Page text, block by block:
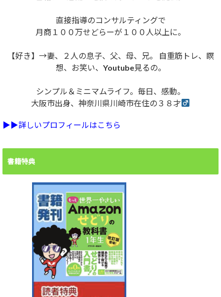
直接指導のコンサルティングで
月商１００万せどらーが１００人以上に。
【好き】→妻、２人の息子、父、母、兄。 自重筋トレ、瞑
想、お笑い、Youtube見るの。
シンプル＆ミニマムライフ。毎日、感動。
大阪市出身、神奈川県川崎市在住の３８才
▶︎▶︎詳しいプロフィールはこちら
書籍特典